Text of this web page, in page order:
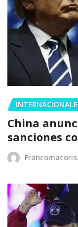
China
sanciones